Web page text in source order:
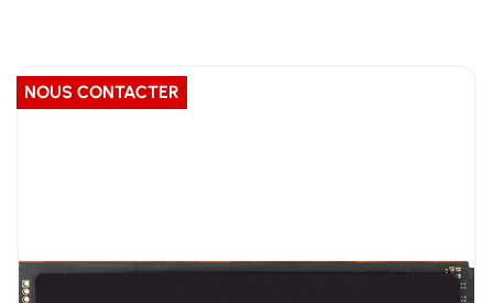
NOUS CONTACTER